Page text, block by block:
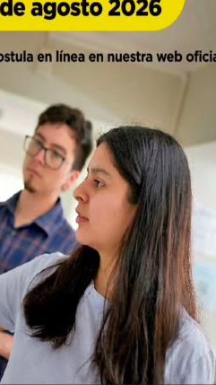
96 0
revista del área
component non-sex
Applied Entomology, se